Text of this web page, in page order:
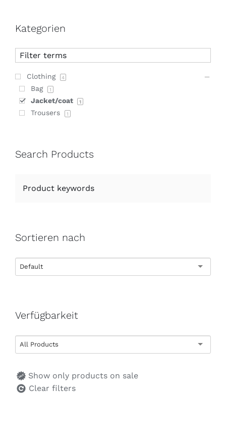
Kategorien
Clothing 4
Bag 1
Jacket/coat 1
Trousers 1
Search Products
Sortieren nach
Default
Verfügbarkeit
All Products
Show only products on sale
Clear filters